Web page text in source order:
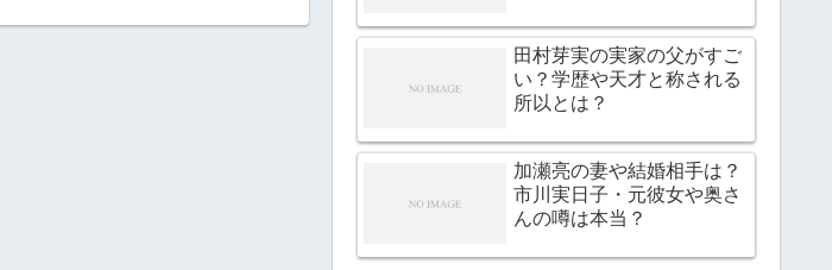
田村芽実の実家の父がすご
い？学歴や天才と称される
所以とは？
加瀬亮の妻や結婚相手は？
市川実日子・元彼女や奥さ
んの噂は本当？